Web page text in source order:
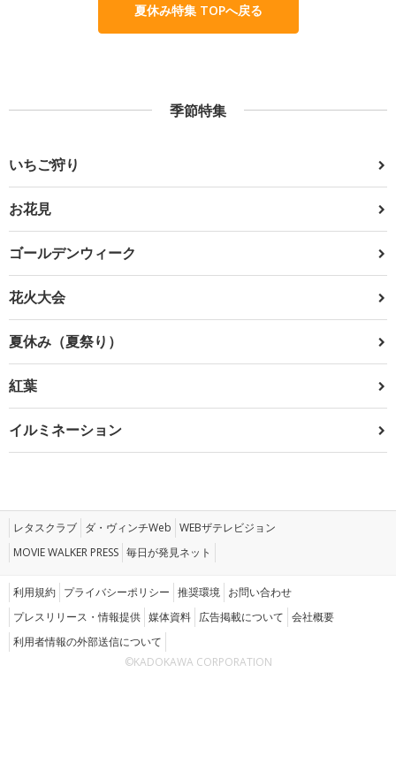
夏休み特集 TOPへ戻る
季節特集
いちご狩り
お花見
ゴールデンウィーク
花火大会
夏休み（夏祭り）
紅葉
イルミネーション
レタスクラブ ダ・ヴィンチWeb WEBザテレビジョン
MOVIE WALKER PRESS 毎日が発見ネット
利用規約 プライバシーポリシー 推奨環境 お問い合わせ
プレスリリース・情報提供 媒体資料 広告掲載について 会社概要
利用者情報の外部送信について
©KADOKAWA CORPORATION